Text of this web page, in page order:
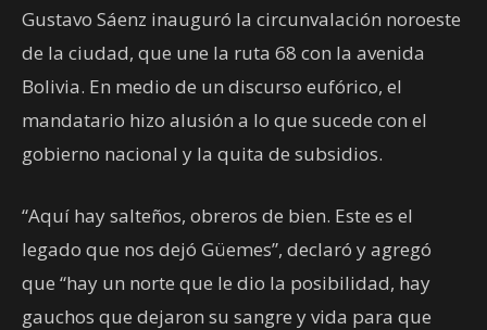
Gustavo Sáenz inauguró la circunvalación noroeste
de la ciudad, que une la ruta 68 con la avenida
Bolivia. En medio de un discurso eufórico, el
mandatario hizo alusión a lo que sucede con el
gobierno nacional y la quita de subsidios.
“Aquí hay salteños, obreros de bien. Este es el
legado que nos dejó Güemes”, declaró y agregó
que “hay un norte que le dio la posibilidad, hay
gauchos que dejaron su sangre y vida para que